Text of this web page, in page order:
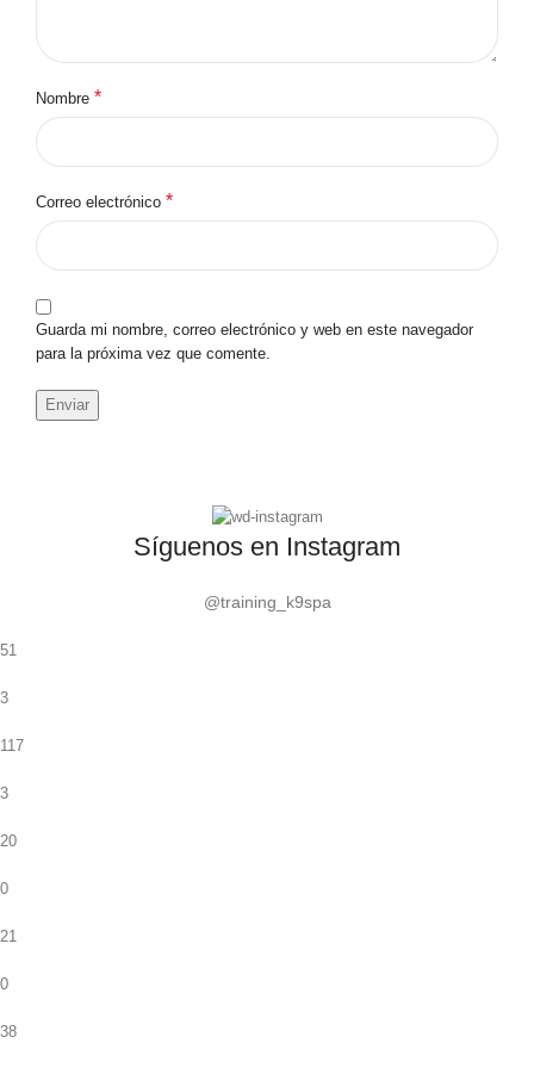
Nombre *
Correo electrónico *
Guarda mi nombre, correo electrónico y web en este navegador
para la próxima vez que comente.
Síguenos en Instagram
@training_k9spa
51
3
117
3
20
0
21
0
38